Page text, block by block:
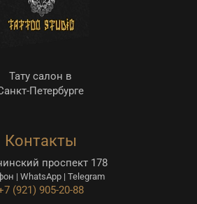
Тату салон в
Петербурге
Контакты
проспект 178
| WhatsApp | Telegram
(921) 905-20-88